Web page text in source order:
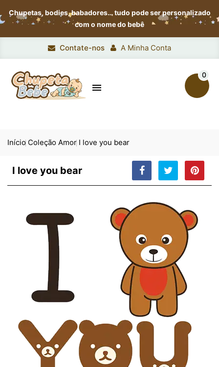
Chupetas, bodies, babadores…tudo pode ser personalizado
com o nome do bebê
Contate-nos A Minha Conta

0
Início Coleção Amor I love you bear
I love you bear